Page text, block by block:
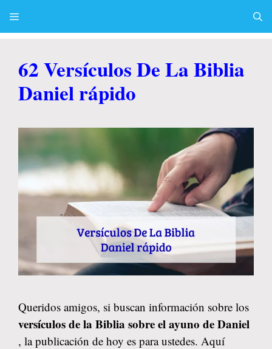
62 Versículos De La Biblia
Daniel rápido
Queridos amigos, si buscan información sobre los
versículos de la Biblia sobre el ayuno de Daniel
, la publicación de hoy es para ustedes. Aquí